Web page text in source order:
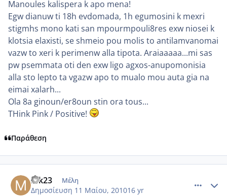
Manoules kalispera k apo mena!
Egw dianuw ti 18h evdomada, 1h egumosini k mexri
stigmhs mono kati san mpourmpouli8res exw niosei k
klotsia elaxisti, se shmeio pou molis to antilamvanomai
vazw to xeri k perimenw alla tipota. Araiaaaaa...mi sas
pw psemmata oti den exw ligo agxos-anupomonisia
alla sto lepto ta vgazw apo to mualo mou auta gia na
eimai xalarh...
Ola 8a ginoun/er8oun stin ora tous...
THink Pink / Positive!
Παράθεση
mk23 Μέλη
Δημοσίευση 11 Μαίου, 201016 yr